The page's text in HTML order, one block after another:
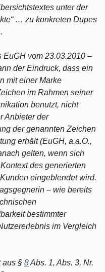
unter der
… zu konkreten Dupes
EuGH vom 23.03.2010 –
der Eindruck, dass ein
mit einer Marke
im Rahmen seiner
benutzt, nicht
Anbieter der
der genannten Zeichen
erhält (EuGH, a.a.O.,
gelten, wenn sich
des generierten
eingeblendet wird.
– wie bereits
bestimmter
im Vergleich
aus § 8Abs. 1, Abs. 3, Nr.